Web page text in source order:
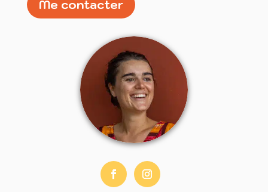
Me contacter